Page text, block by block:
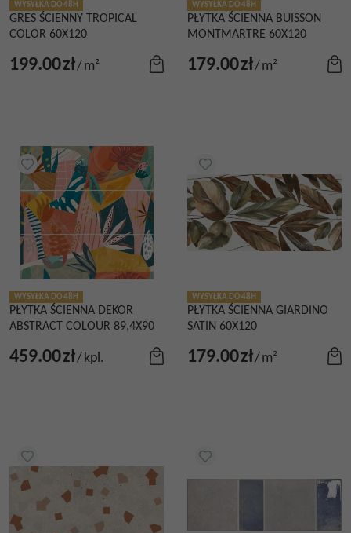
WYSYŁKA DO 48H
GRES ŚCIENNY TROPICAL
COLOR 60X120
199.00zł/m²
WYSYŁKA DO 48H
PŁYTKA ŚCIENNA BUISSON
MONTMARTRE 60X120
179.00zł/m²
WYSYŁKA DO 48H
PŁYTKA ŚCIENNA DEKOR
ABSTRACT COLOUR 89,4X90
459.00zł/kpl.
WYSYŁKA DO 48H
PŁYTKA ŚCIENNA GIARDINO
SATIN 60X120
179.00zł/m²